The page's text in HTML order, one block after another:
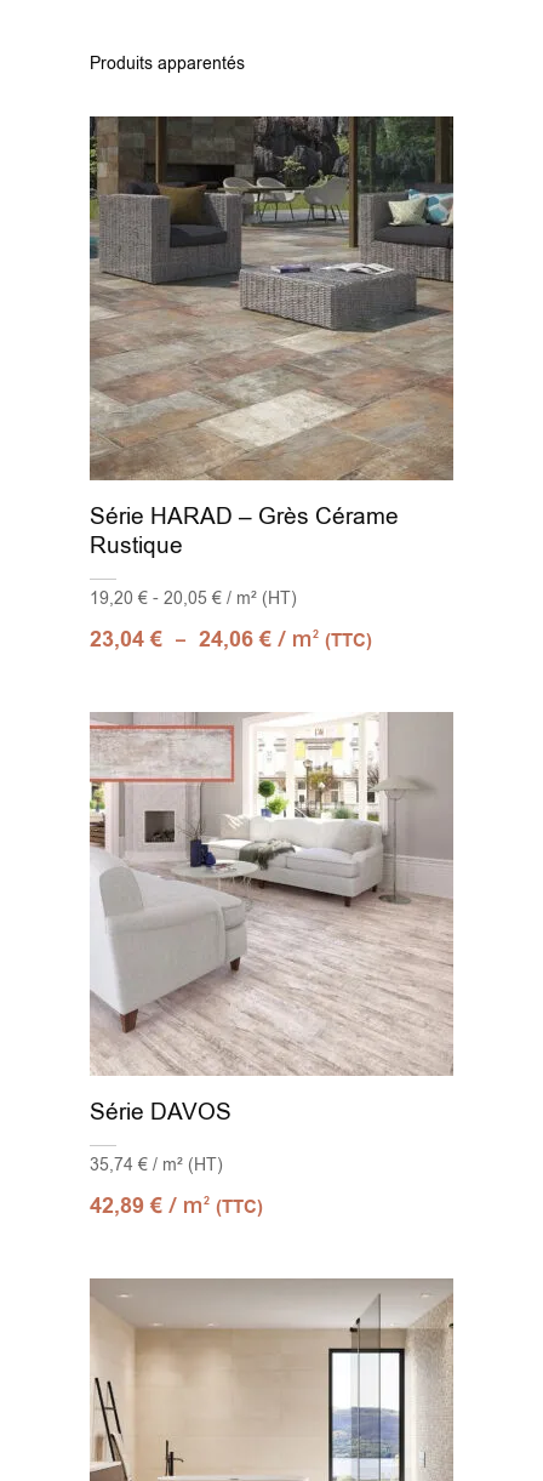
Produits apparentés
Série HARAD – Grès Cérame
Rustique
19,20 € - 20,05 € / m² (HT)
23,04€ – 24,06€ / m2 (TTC)
Série DAVOS
35,74 € / m² (HT)
42,89€ / m2 (TTC)